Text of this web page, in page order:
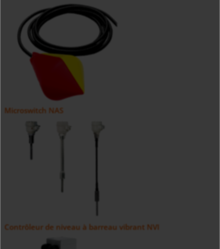
Microswitch NAS
Contrôleur de niveau à barreau vibrant NVI